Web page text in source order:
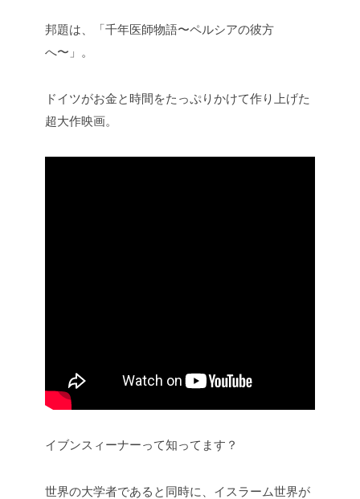
邦題は、「千年医師物語〜ペルシアの彼方
へ〜」。
ドイツがお金と時間をたっぷりかけて作り上げた
超大作映画。
イブンスィーナーって知ってます？
世界の大学者であると同時に、イスラーム世界が